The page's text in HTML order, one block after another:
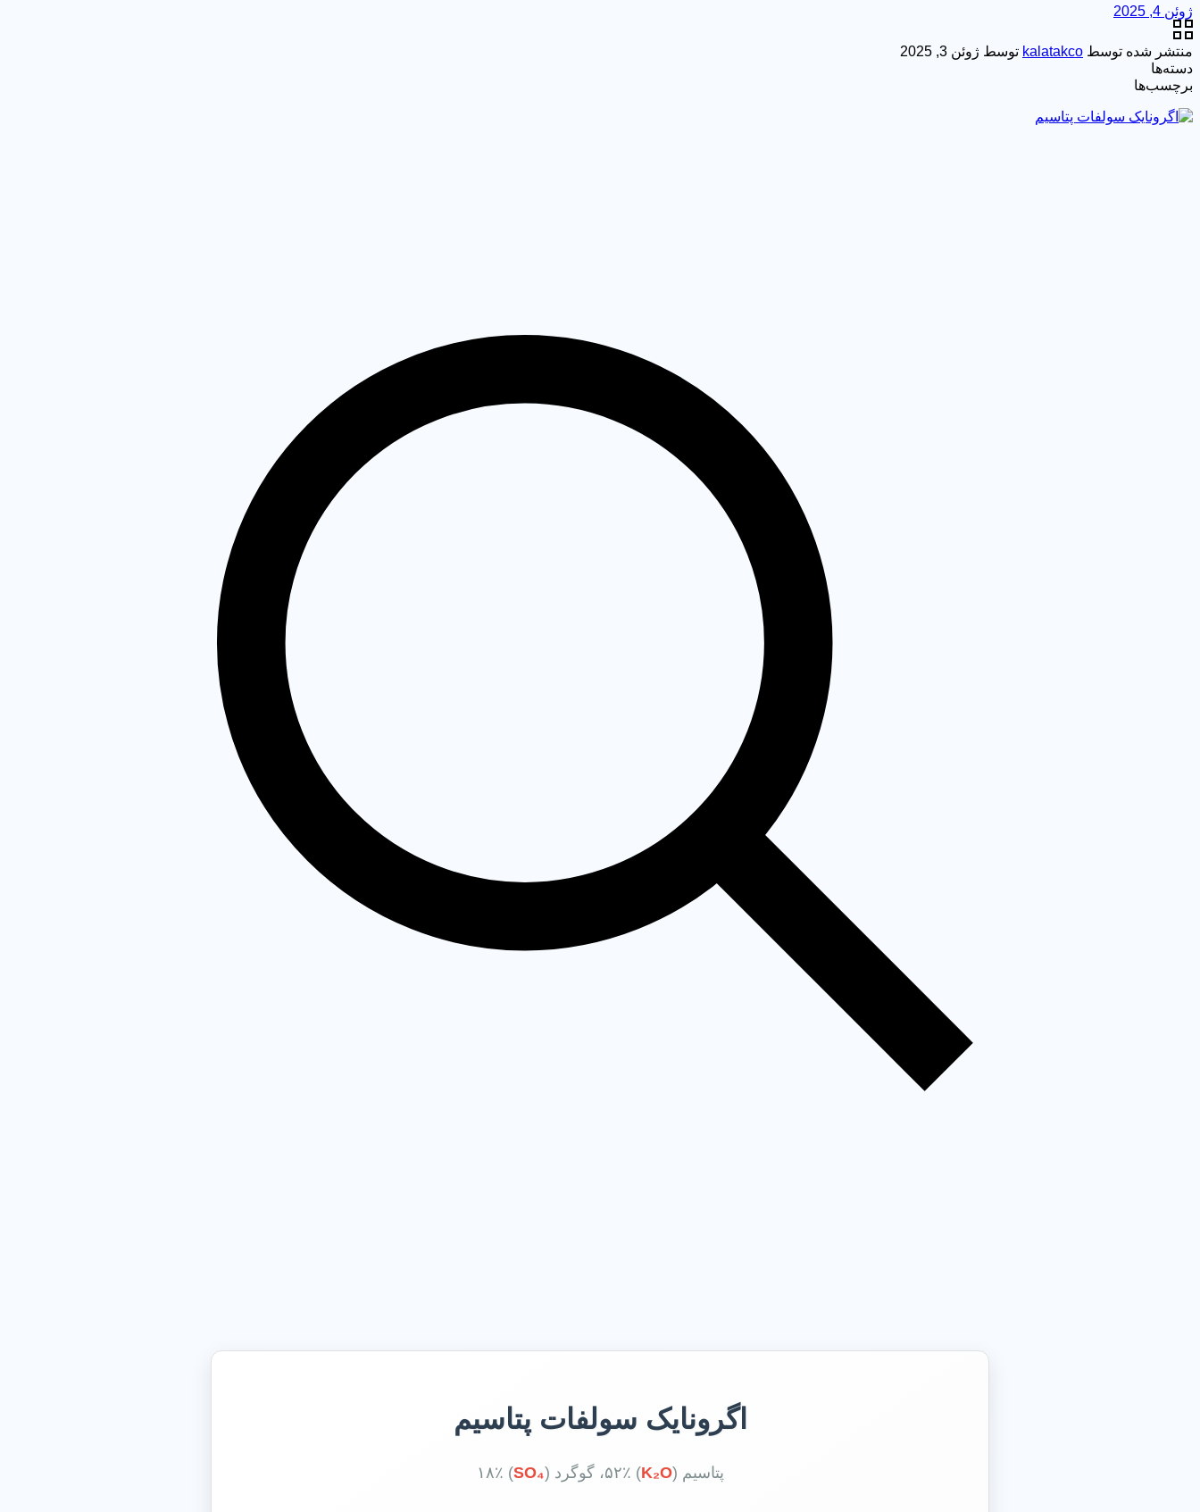
ژوئن 4, 2025
منتشر شده توسط kalatakco توسط ژوئن 3, 2025
دسته‌ها
برچسب‌ها
اگرونایک سولفات پتاسیم
پتاسیم (K₂O) ۵۲٪، گوگرد ( SO₄) ۱۸٪